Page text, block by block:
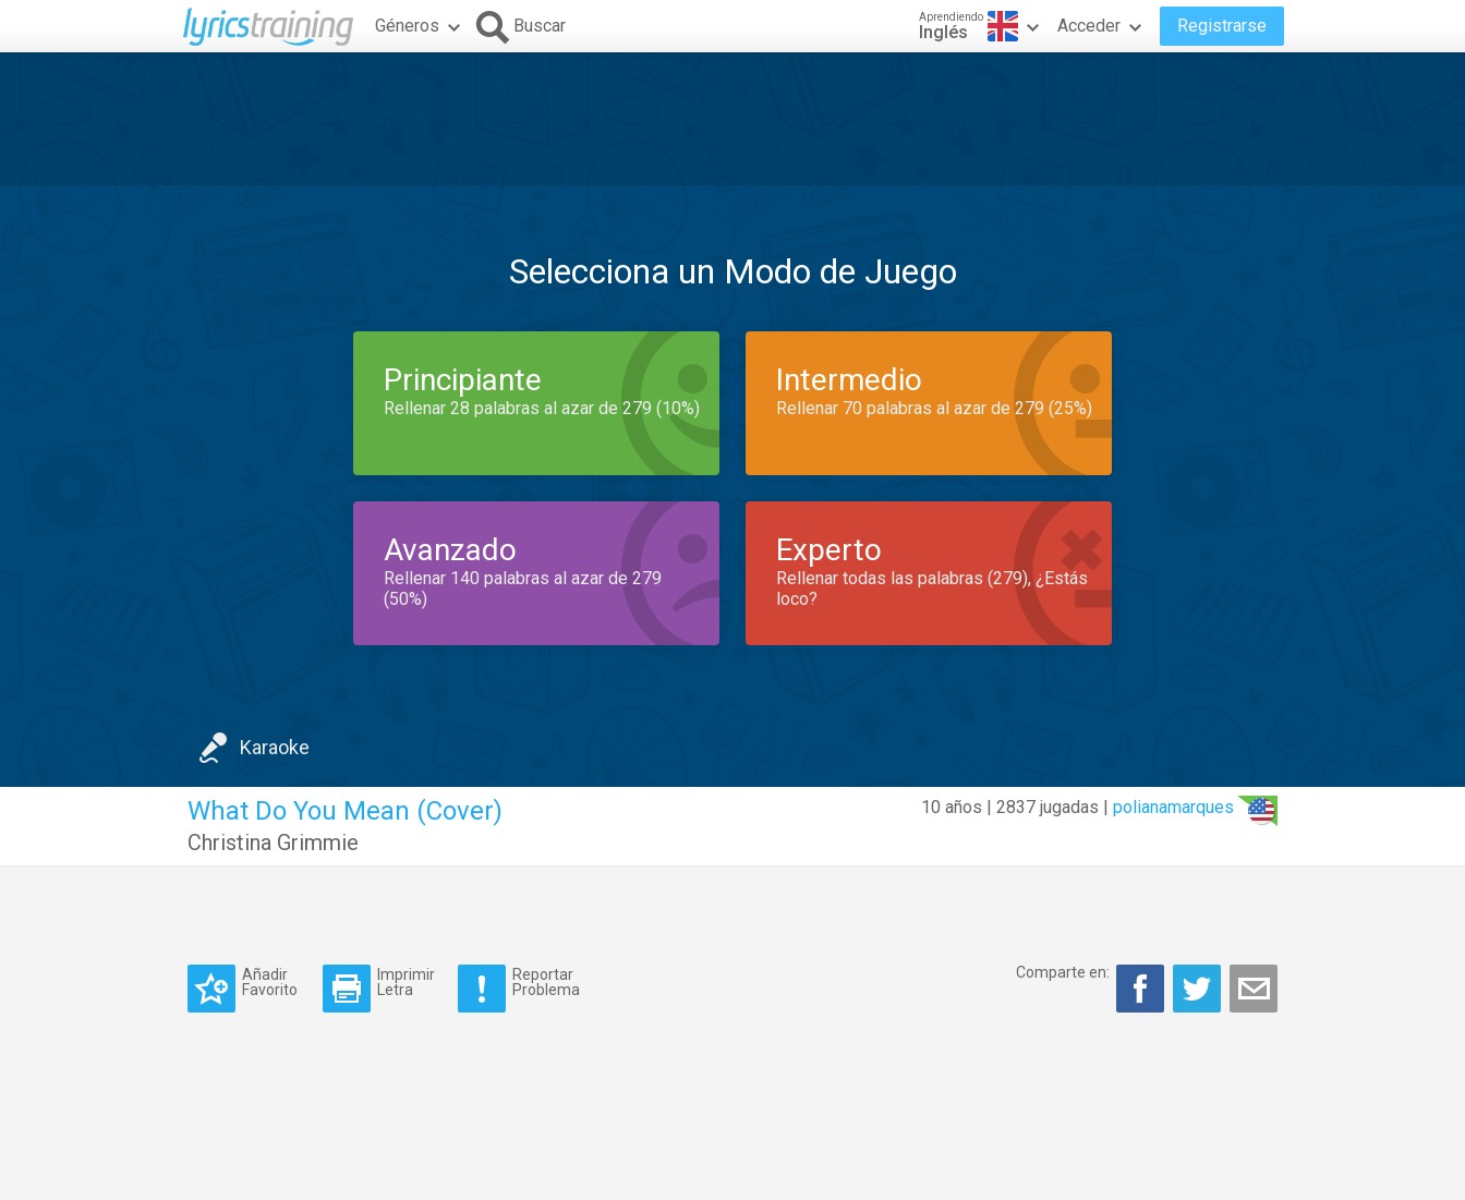
Géneros Buscar Aprendiendo
Inglés Acceder Registrarse
Selecciona un Modo de Juego
Principiante
Rellenar 28 palabras al azar de 279 (10%)
Intermedio
Rellenar 70 palabras al azar de 279 (25%)
Avanzado
Rellenar 140 palabras al azar de 279
(50%)
Experto
Rellenar todas las palabras (279), ¿Estás
loco?
Karaoke
10 años | 2837 jugadas | polianamarques
What Do You Mean (Cover)
Christina Grimmie
Añadir
Favorito
Imprimir
Letra
Reportar
Problema
Comparte en: